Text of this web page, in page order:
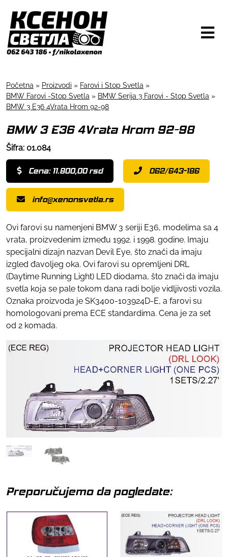
Početna » Proizvodi » Farovi i Stop Svetla »
BMW Farovi -Stop Svetla » BMW Serija 3 Farovi - Stop Svetla »
BMW 3 E36 4Vrata Hrom 92-98
BMW 3 E36 4Vrata Hrom 92-98
Šifra: 01.084
Cena: 11.800,00 rsd 062/643-186
info@xenonsvetla.rs
Ovi farovi su namenjeni BMW 3 seriji E36, modelima sa 4
vrata, proizvedenim između 1992. i 1998. godine. Imaju
specijalni dizajn nazvan Devil Eye, što znači da imaju
izgled đavoljeg oka. Ovi farovi su opremljeni DRL
(Daytime Running Light) LED diodama, što znači da imaju
svetla koja se pale tokom dana radi bolje vidljivosti vozila.
Oznaka proizvoda je SK3400-103924D-E, a farovi su
homologovani prema ECE standardima. Cena je za set
od 2 komada.
Preporučujemo da pogledate: